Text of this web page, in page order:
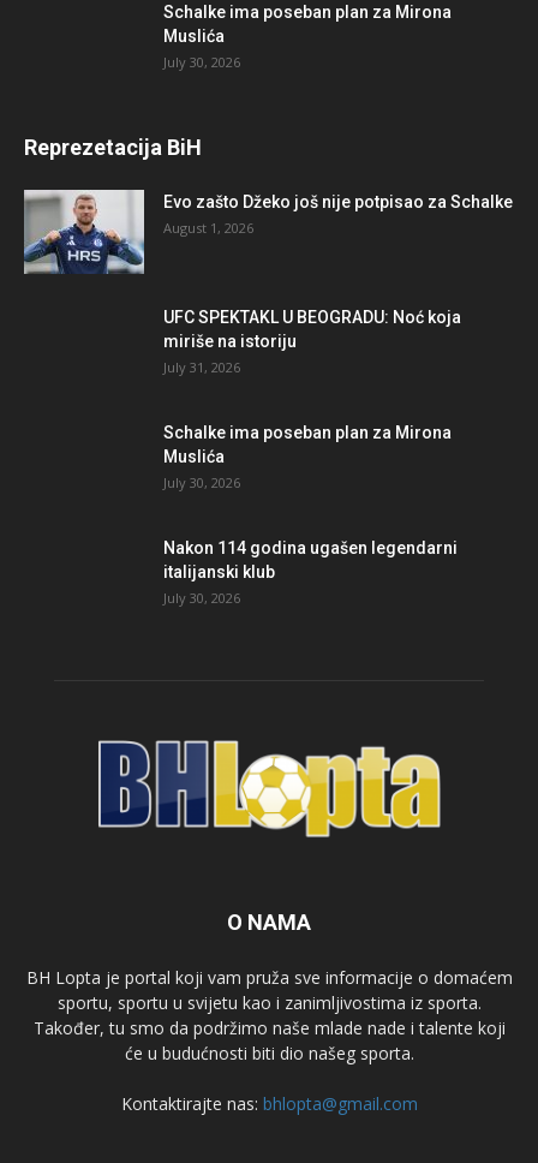
Schalke ima poseban plan za Mirona
Muslića
July 30, 2026
Reprezetacija BiH
Evo zašto Džeko još nije potpisao za Schalke
August 1, 2026
UFC SPEKTAKL U BEOGRADU: Noć koja
miriše na istoriju
July 31, 2026
Schalke ima poseban plan za Mirona
Muslića
July 30, 2026
Nakon 114 godina ugašen legendarni
italijanski klub
July 30, 2026
O NAMA
BH Lopta je portal koji vam pruža sve informacije o domaćem
sportu, sportu u svijetu kao i zanimljivostima iz sporta.
Također, tu smo da podržimo naše mlade nade i talente koji
će u budućnosti biti dio našeg sporta.
Kontaktirajte nas: bhlopta@gmail.com